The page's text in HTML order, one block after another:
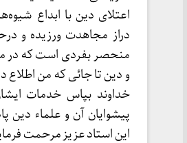
اعتلای دین با ابداع
دراز مجاهدت ورزیده و
منحصر بفردی است که در
و دین تا جائی که من اطلاع
خداوند بپاس خدمات
پیشوایان آن و علماء دین
این استاد عزیز مرحمت